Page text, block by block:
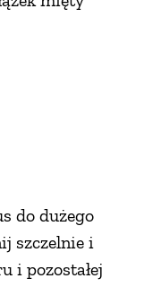
do dużego
szczelnie i
i pozostałej